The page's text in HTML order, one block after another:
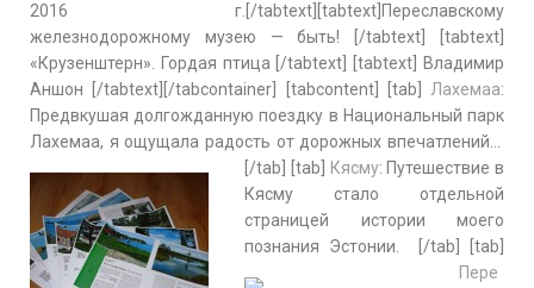
2016 г.[/tabtext][tabtext]Переславскому
железнодорожному музею — быть! [/tabtext] [tabtext]
«Крузенштерн». Гордая птица [/tabtext] [tabtext] Владимир
Аншон [/tabtext][/tabcontainer] [tabcontent] [tab] Лахемаа:
Предвкушая долгожданную поездку в Национальный парк
Лахемаа, я ощущала радость от дорожных впечатлений…
[/tab] [tab]
Кясму: Путешествие в
Кясму стало отдельной
страницей истории моего
познания Эстонии.
[/tab] [tab]
Пере